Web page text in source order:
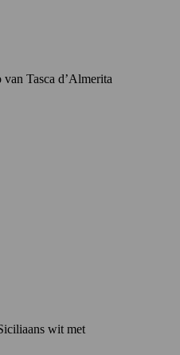
wit met